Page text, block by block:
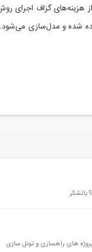
هزینه‌های گزاف اجرای
شده و مدل‌سازی
باتشکر
های راهسازی و تونل سازی